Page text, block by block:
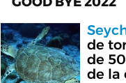
de
de
de la